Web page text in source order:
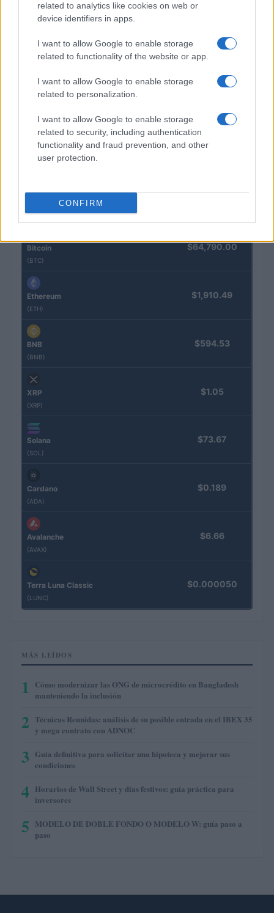
related to analytics like cookies on web or
device identifiers in apps.
I want to allow Google to enable storage
related to functionality of the website or app.
I want to allow Google to enable storage
related to personalization.
I want to allow Google to enable storage
related to security, including authentication
functionality and fraud prevention, and other
user protection.
CONFIRM
Guía completa sobre tarjetas cripto: fees, cashback y seguridad
Diego Martín · 5 Ago 2026
Bitcoin
(BTC)
$64,790.00
Ethereum
(ETH)
$1,910.49
BNB
(BNB)
$594.53
XRP
(XRP)
$1.05
Solana
(SOL)
$73.67
Cardano
(ADA)
$0.189
Avalanche
(AVAX)
$6.66
Terra Luna Classic
(LUNC)
$0.000050
MÁS LEÍDOS
1
Cómo modernizar las ONG de microcrédito en Bangladesh
manteniendo la inclusión
2 Técnicas Reunidas: análisis de su posible entrada en el IBEX 35
y mega contrato con ADNOC
3 Guía definitiva para solicitar una hipoteca y mejorar sus
condiciones
4 Horarios de Wall Street y días festivos: guía práctica para
inversores
5 MODELO DE DOBLE FONDO O MODELO W: guía paso a
paso